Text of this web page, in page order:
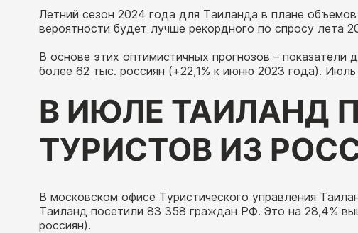
Летний сезон 2024 года для Таиланда в плане
вероятности будет лучше рекордного по спросу лета
В основе этих оптимистичных прогнозов –
более 62 тыс. россиян (+22,1% к июню 2023 года).
В ИЮЛЕ ТАИЛАНД
ТУРИСТОВ ИЗ
В московском офисе Туристического управления
Таиланд посетили 83 358 граждан РФ. Это на 28,4%
россиян).